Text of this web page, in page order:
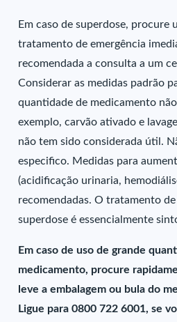
Em caso de superdose, procure
tratamento de emergência
recomendada a consulta a um
Considerar as medidas padrão
quantidade de medicamento
exemplo, carvão ativado e
não tem sido considerada útil.
especifico. Medidas para
(acidificação urinaria,
recomendadas. O tratamento
superdose é essencialmente
Em caso de uso de grande
medicamento, procure
leve a embalagem ou bula do
Ligue para 0800 722 6001, se